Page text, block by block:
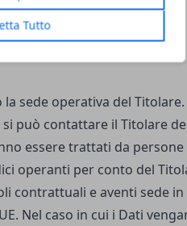
Tutto
trasferimento dei Dati
sede operativa del Titolare.
può contattare il Titolare
essere trattati da persone
operanti per conto del
contrattuali e aventi sede in
Nel caso in cui i Dati